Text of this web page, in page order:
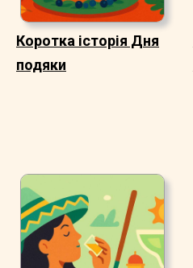
Коротка історія Дня
подяки